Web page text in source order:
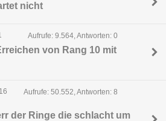
nicht
Aufrufe: 9.564, Antworten: 0
von Rang 10 mit
Aufrufe: 50.552, Antworten: 8
der Ringe die schlacht um